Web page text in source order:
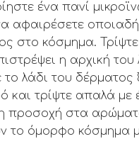
ένα πανί
αφαιρέσετε
στο κόσμημα.
η αρχική
λάδι του δέρματος
και τρίψτε απαλά
προσοχή στα
το όμορφο κόσμημα